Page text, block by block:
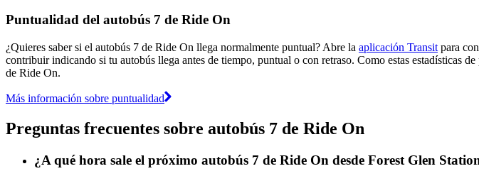
Puntualidad del autobús 7 de Ride On
¿Quieres saber si el autobús 7 de Ride On llega normalmente puntual? Abre la aplicación Transit para
contribuir indicando si tu autobús llega antes de tiempo, puntual o con retraso. Como estas estadísticas
de Ride On.
Más información sobre puntualidad
Preguntas frecuentes sobre autobús 7 de Ride On
¿A qué hora sale el próximo autobús 7 de Ride On desde Forest Glen